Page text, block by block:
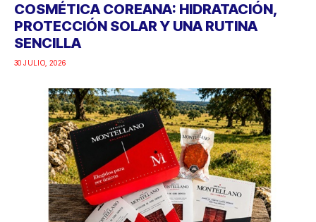
COSMÉTICA COREANA: HIDRATACIÓN,
PROTECCIÓN SOLAR Y UNA RUTINA
SENCILLA
30 JULIO, 2026